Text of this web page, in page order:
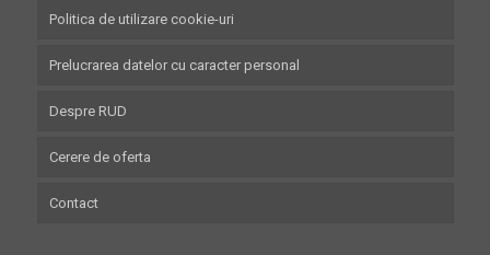
Politica de utilizare cookie-uri
Prelucrarea datelor cu caracter personal
Despre RUD
Cerere de oferta
Contact